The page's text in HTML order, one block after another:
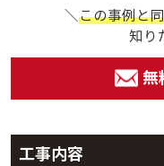
＼この事例と
知り
無
工事内容